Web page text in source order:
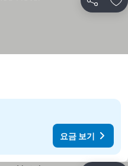
공유 즐
요금 보기